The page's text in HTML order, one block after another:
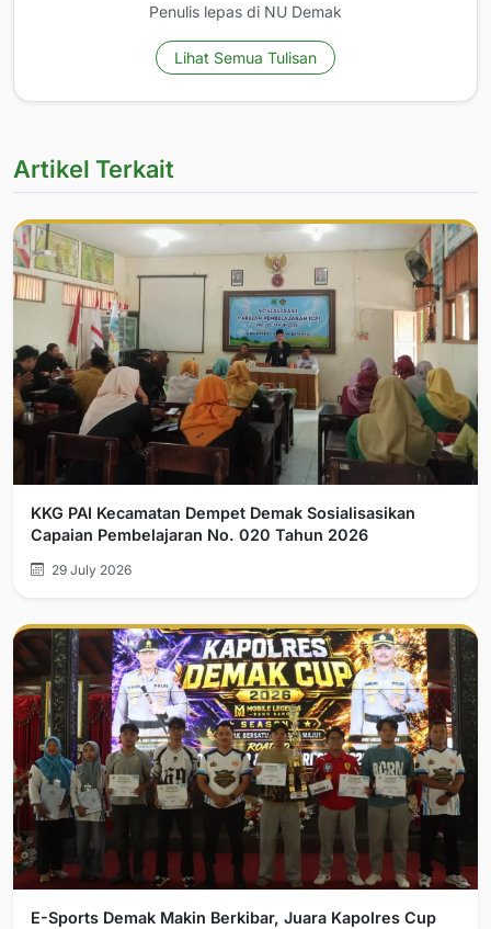
Penulis lepas di NU Demak
Lihat Semua Tulisan
Artikel Terkait
KKG PAI Kecamatan Dempet Demak Sosialisasikan
Capaian Pembelajaran No. 020 Tahun 2026
29 July 2026
E-Sports Demak Makin Berkibar, Juara Kapolres Cup